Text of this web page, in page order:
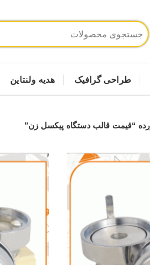
طراحی گرافیک هدیه ولنتاین
“قیمت قالب دستگاه پیکسل زن”